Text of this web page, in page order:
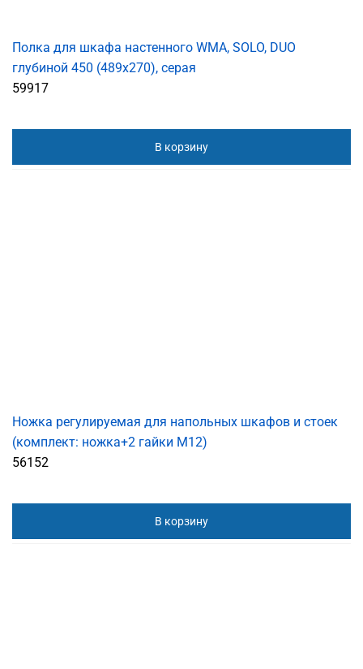
Полка для шкафа настенного WMA, SOLO, DUO
глубиной 450 (489х270), серая
59917
В корзину
Ножка регулируемая для напольных шкафов и стоек
(комплект: ножка+2 гайки М12)
56152
В корзину